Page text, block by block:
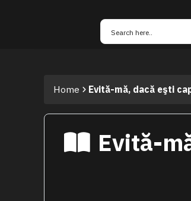
Home Evită-mă, dacă eşti
Evită-